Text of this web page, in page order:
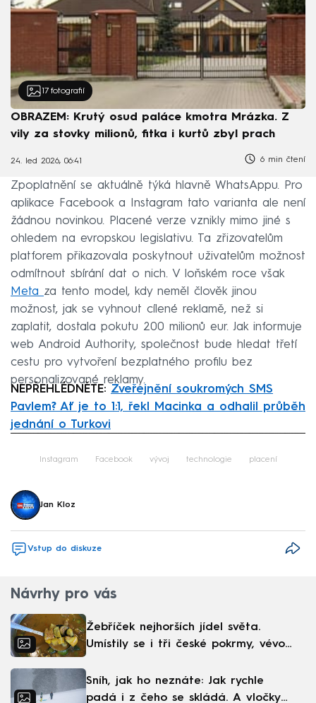
17 fotografií
OBRAZEM: Krutý osud paláce kmotra Mrázka. Z
vily za stovky milionů, fitka i kurtů zbyl prach
24. led 2026, 06:41 6 min čtení
Zpoplatnění se aktuálně týká hlavně WhatsAppu. Pro
aplikace Facebook a Instagram tato varianta ale není
žádnou novinkou. Placené verze vznikly mimo jiné s
ohledem na evropskou legislativu. Ta zřizovatelům
platforem přikazovala poskytnout uživatelům možnost
odmítnout sbírání dat o nich. V loňském roce však
Meta za tento model, kdy neměl člověk jinou
možnost, jak se vyhnout cílené reklamě, než si
zaplatit, dostala pokutu 200 milionů eur. Jak informuje
web Android Authority, společnost bude hledat třetí
cestu pro vytvoření bezplatného profilu bez
personalizované reklamy.
NEPŘEHLÉDNĚTE: Zveřejnění soukromých SMS
Pavlem? Ať je to 1:1, řekl Macinka a odhalil průběh
jednání o Turkovi
Instagram Facebook vývoj technologie placení
Jan Kloz
Vstup do diskuze
Návrhy pro vás
Žebříček nejhorších jídel světa.
Umístily se i tři české pokrmy, vévodí
Sníh, jak ho neznáte: Jak rychle
padá i z čeho se skládá. A vločky